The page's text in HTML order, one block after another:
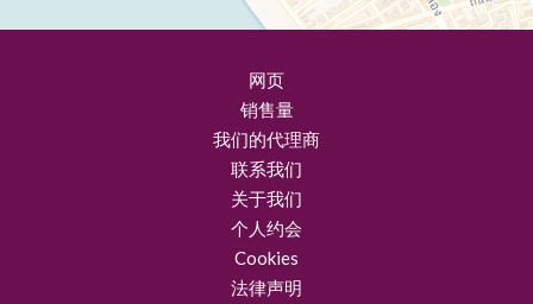
网页
销售量
我们的代理商
联系我们
关于我们
个人约会
Cookies
法律声明